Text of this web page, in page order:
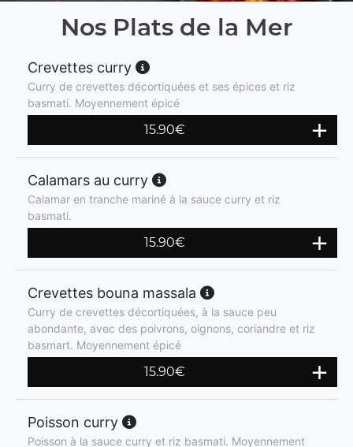
Nos Plats de la Mer
Crevettes curry
Curry de crevettes décortiquées et ses épices et riz
basmati. Moyennement épicé
15.90€
Calamars au curry
Calamar en tranche mariné à la sauce curry et riz
basmati.
15.90€
Crevettes bouna massala
Curry de crevettes décortiquées, à la sauce peu
abondante, avec des poivrons, oignons, coriandre et riz
basmart. Moyennement épicé
15.90€
Poisson curry
Poisson à la sauce curry et riz basmati. Moyennement